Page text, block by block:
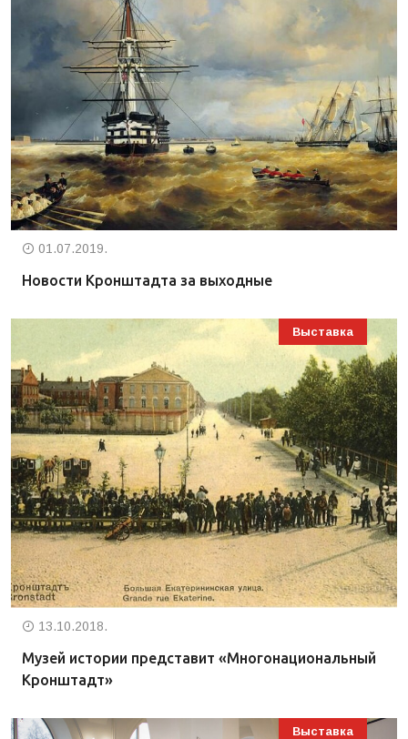
01.07.2019.
Новости Кронштадта за выходные
Выставка
13.10.2018.
Музей истории представит «Многонациональный
Кронштадт»
Выставка